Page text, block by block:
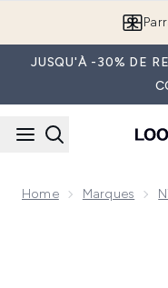
JUSQU'À -30% DE
Home Marques